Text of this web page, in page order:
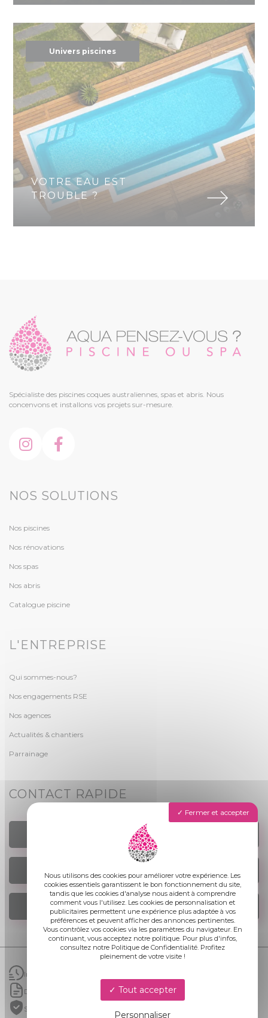
Univers piscines
VOTRE EAU EST
TROUBLE ?
Spécialiste des piscines coques australiennes, spas et abris. Nous
concenvons et installons vos projets sur-mesure.
NOS SOLUTIONS
Nos piscines
Nos rénovations
Nos spas
Nos abris
Catalogue piscine
L'ENTREPRISE
Qui sommes-nous?
Nos engagements RSE
Nos agences
Actualités & chantiers
Parrainage
CONTACT RAPIDE
TROUVER UN AGENCE
NOUS REJOINDRE
Intervention rapide
Devis gratuit sans engagement
Structure garantie 50ans
Fermer et accepter
Nous utilisons des cookies pour améliorer votre expérience. Les
cookies essentiels garantissent le bon fonctionnement du site,
tandis que les cookies d'analyse nous aident à comprendre
comment vous l'utilisez. Les cookies de personnalisation et
publicitaires permettent une expérience plus adaptée à vos
préférences et peuvent afficher des annonces pertinentes.
Vous contrôlez vos cookies via les paramètres du navigateur. En
continuant, vous acceptez notre politique. Pour plus d'infos,
consultez notre Politique de Confidentialité. Profitez
pleinement de votre visite !
Tout accepter
Personnaliser